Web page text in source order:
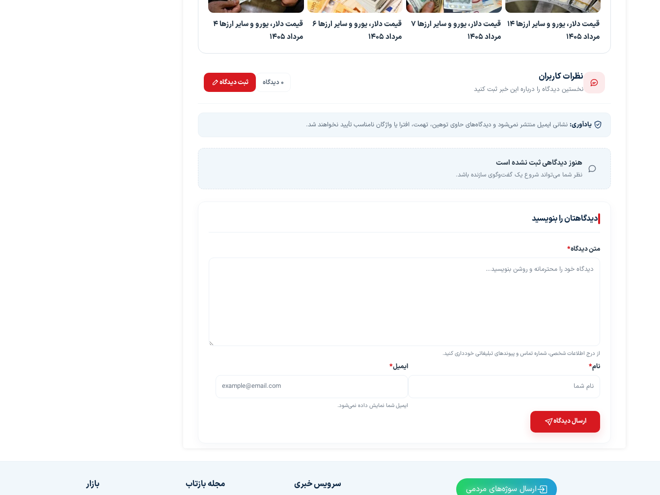
قیمت دلار، یورو و سایر ارزها ۱۴
مرداد ۱۴۰۵
قیمت دلار، یورو و سایر ارزها ۷
مرداد ۱۴۰۵
قیمت دلار، یورو و سایر ارزها ۶
مرداد ۱۴۰۵
قیمت دلار، یورو و سایر ارزها ۴
مرداد ۱۴۰۵
نظرات کاربران
نخستین دیدگاه را درباره این خبر ثبت کنید
0 دیدگاه ثبت دیدگاه
یادآوری: نشانی ایمیل منتشر نمی‌شود و دیدگاه‌های حاوی توهین، تهمت، افترا یا واژگان نامناسب تأیید نخواهند شد.
هنوز دیدگاهی ثبت نشده است
نظر شما می‌تواند شروع یک گفت‌وگوی سازنده باشد.
دیدگاهتان را بنویسید
متن دیدگاه*
از درج اطلاعات شخصی، شماره تماس و پیوندهای تبلیغاتی خودداری کنید.
نام* ایمیل*
ایمیل شما نمایش داده نمی‌شود.
ارسال دیدگاه
ارسال سوژه‌های مردمی سرویس خبری مجله بازتاب بازار